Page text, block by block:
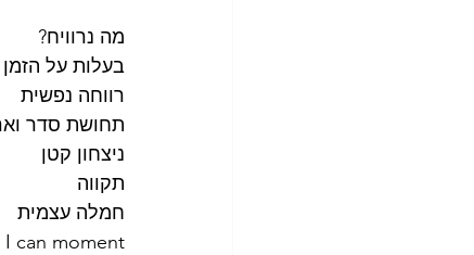
מה נרוויח?
בעלות על
רווחה נפשית
תחושת סדר
ניצחון קטן
תקווה
חמלה עצמית
I can moment